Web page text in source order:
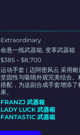
Extraordinary
命悬一线武器箱, 变革武器箱
$385 – $8,700
运动手套 | 迈阿密风云 采用
坚固性与吸睛外观完美结合
搭配，为这副合成手套增添
果。
FRANZJ 武器箱
LADY LUCK 武器箱
FANTASTIC 武器箱